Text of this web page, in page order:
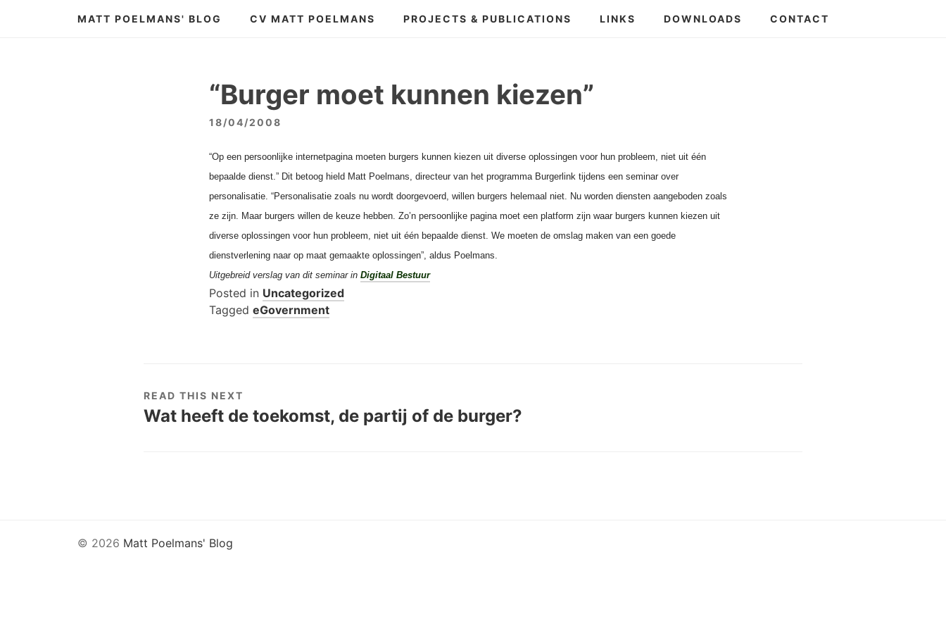
MATT POELMANS' BLOG CV MATT POELMANS PROJECTS & PUBLICATIONS LINKS DOWNLOADS CONTACT
“Burger moet kunnen kiezen”
18/04/2008
“Op een persoonlijke internetpagina moeten burgers kunnen kiezen uit diverse oplossingen voor hun probleem, niet uit één
bepaalde dienst.” Dit betoog hield Matt Poelmans, directeur van het programma Burgerlink tijdens een seminar over
personalisatie. “Personalisatie zoals nu wordt doorgevoerd, willen burgers helemaal niet. Nu worden diensten aangeboden zoals
ze zijn. Maar burgers willen de keuze hebben. Zo’n persoonlijke pagina moet een platform zijn waar burgers kunnen kiezen uit
diverse oplossingen voor hun probleem, niet uit één bepaalde dienst. We moeten de omslag maken van een goede
dienstverlening naar op maat gemaakte oplossingen”, aldus Poelmans.
Uitgebreid verslag van dit seminar inDigitaal Bestuur
Posted in Uncategorized
TaggedeGovernment
READ THIS NEXT
Wat heeft de toekomst, de partij of de burger?
© 2026 Matt Poelmans' Blog